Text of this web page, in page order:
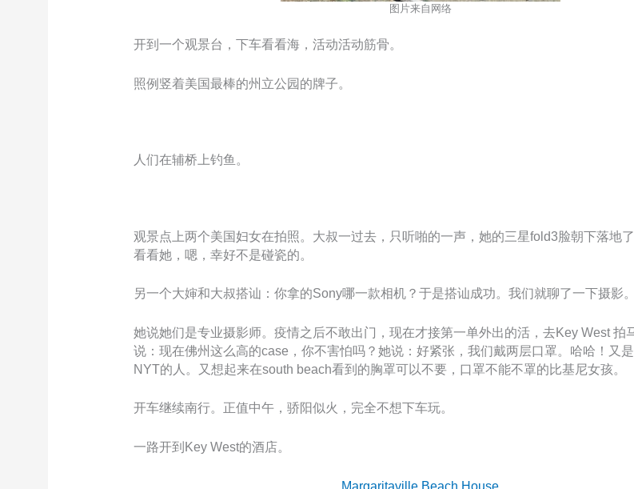
图片来自网络
开到一个观景台，下车看看海，活动活动筋骨。
照例竖着美国最棒的州立公园的牌子。
人们在辅桥上钓鱼。
观景点上两个美国妇女在拍照。大叔一过去，只听啪的一声，她的三星fold3脸朝下落地
看看她，嗯，幸好不是碰瓷的。
另一个大婶和大叔搭讪：你拿的Sony哪一款相机？于是搭讪成功。我们就聊了一下摄影。
她说她们是专业摄影师。疫情之后不敢出门，现在才接第一单外出的活，去Key West 拍
说：现在佛州这么高的case，你不害怕吗？她说：好紧张，我们戴两层口罩。哈哈！又
NYT的人。又想起来在south beach看到的胸罩可以不要，口罩不能不罩的比基尼女孩。
开车继续南行。正值中午，骄阳似火，完全不想下车玩。
一路开到Key West的酒店。
Margaritaville Beach House